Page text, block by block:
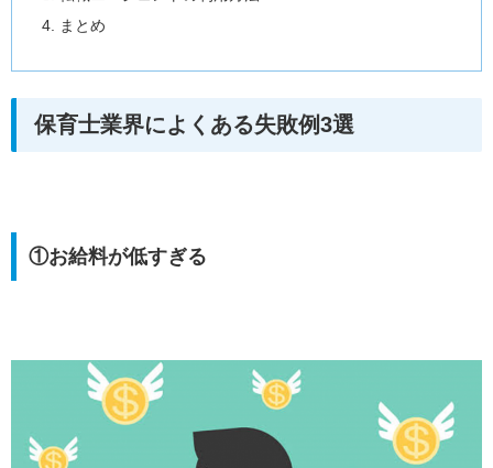
まとめ
保育士業界によくある失敗例3選
①お給料が低すぎる